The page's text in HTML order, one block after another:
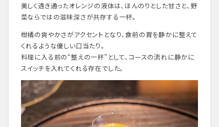
美しく透き通ったオレンジの液体は、ほんのりとした甘さと、野
菜ならではの滋味深さが共存する一杯。
柑橘の爽やかさがアクセントとなり、食前の胃を静かに整えて
くれるような優しい口当たり。
料理に入る前の“整えの一杯”として、コースの流れに静かに
スイッチを入れてくれる存在でした。